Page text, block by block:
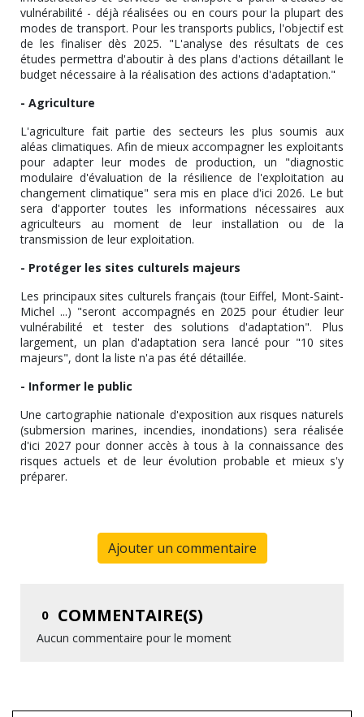
vulnérabilité - déjà réalisées ou en cours pour la plupart des
modes de transport. Pour les transports publics, l'objectif est
de les finaliser dès 2025. "L'analyse des résultats de ces
études permettra d'aboutir à des plans d'actions détaillant le
budget nécessaire à la réalisation des actions d'adaptation."
- Agriculture
L'agriculture fait partie des secteurs les plus soumis aux
aléas climatiques. Afin de mieux accompagner les exploitants
pour adapter leur modes de production, un "diagnostic
modulaire d'évaluation de la résilience de l'exploitation au
changement climatique" sera mis en place d'ici 2026. Le but
sera d'apporter toutes les informations nécessaires aux
agriculteurs au moment de leur installation ou de la
transmission de leur exploitation.
- Protéger les sites culturels majeurs
Les principaux sites culturels français (tour Eiffel, Mont-Saint-
Michel ...) "seront accompagnés en 2025 pour étudier leur
vulnérabilité et tester des solutions d'adaptation". Plus
largement, un plan d'adaptation sera lancé pour "10 sites
majeurs", dont la liste n'a pas été détaillée.
- Informer le public
Une cartographie nationale d'exposition aux risques naturels
(submersion marines, incendies, inondations) sera réalisée
d'ici 2027 pour donner accès à tous à la connaissance des
risques actuels et de leur évolution probable et mieux s'y
préparer.
Ajouter un commentaire
0 COMMENTAIRE(S)
Aucun commentaire pour le moment